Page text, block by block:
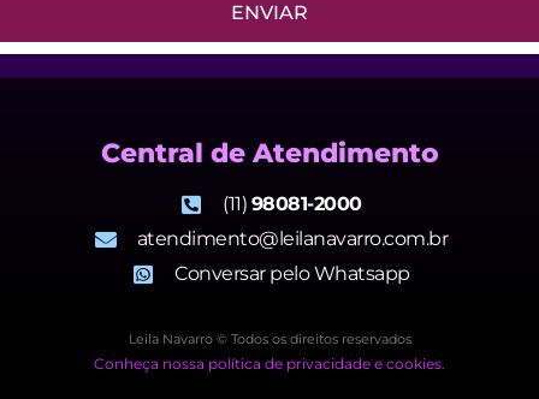
ENVIAR
Central de Atendimento
(11) 98081-2000
atendimento@leilanavarro.com.br
Conversar pelo Whatsapp
Leila Navarro © Todos os direitos reservados
Conheça nossa política de privacidade e cookies.